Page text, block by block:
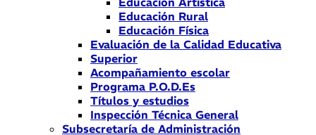
Educación Rural
Educación Física
Evaluación de la Calidad Educativa
Superior
Acompañamiento escolar
Programa P.O.D.Es
Títulos y estudios
Inspección Técnica General
Subsecretaría de Administración